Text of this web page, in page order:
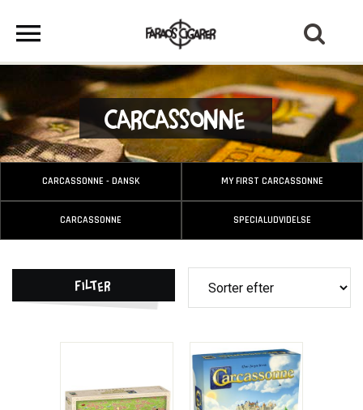
Carcassonne
CARCASSONNE - DANSK MY FIRST CARCASSONNE
CARCASSONNE SPECIALUDVIDELSE
Filter